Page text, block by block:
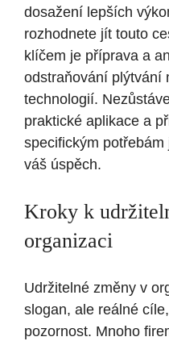
dosažení lepších
rozhodnete jít touto
klíčem je příprava a
odstraňování plýtvání
technologií.
praktické aplikace a
specifickým
váš úspěch.
Kroky k
organizaci
Udržitelné změny v
slogan, ale reálné
pozornost. Mnoho